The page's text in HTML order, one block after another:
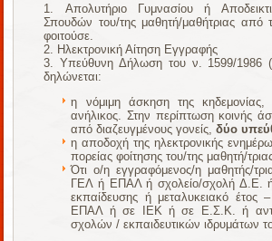
Απολυτήριο Γυμνασίου ή
Σπουδών του/της μαθητή/μαθήτριας από
φοιτούσε.
Ηλεκτρονική Αίτηση Εγγραφής
Υπεύθυνη Δήλωση του ν. 1599/1986
δηλώνεται:
η νόμιμη άσκηση της
ανήλικος. Στην περίπτωση κοινής
από διαζευγμένους γονείς,δύο
η αποδοχή της ηλεκτρονικής
πορείας φοίτησης του/της μαθητή/
Ότι ο/η εγγραφόμενος/η μαθητής/
ΓΕΛ ή ΕΠΑΛ ή σχολείο/σχολή Δ.Ε. ή
εκπαίδευσης ή μεταλυκειακό έτος
ΕΠΑΛ ή σε ΙΕΚ ή σε Ε.Σ.Κ. ή
σχολών / εκπαιδευτικών ιδρυμάτων